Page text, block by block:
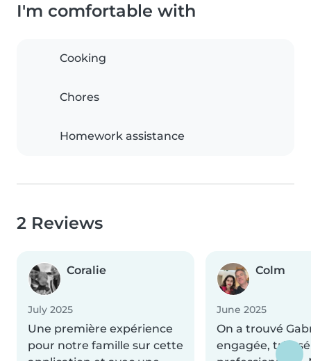
I'm comfortable with
Cooking
Chores
Homework assistance
2 Reviews
Coralie
July 2025
Une première expérience
pour notre famille sur cette
Colm
June 2025
On a trouvé
engagée, très